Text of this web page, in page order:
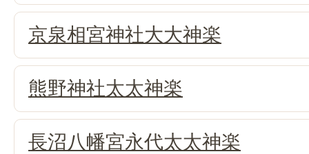
京泉相宮神社大大神楽
熊野神社太太神楽
長沼八幡宮永代太太神楽